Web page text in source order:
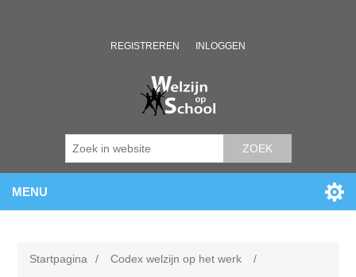
REGISTREREN INLOGGEN
ZOEK
MENU
Startpagina / Codex welzijn op het werk
/